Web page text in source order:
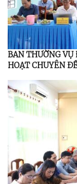
BAN THƯỜNG VỤ
HOẠT CHUYÊN